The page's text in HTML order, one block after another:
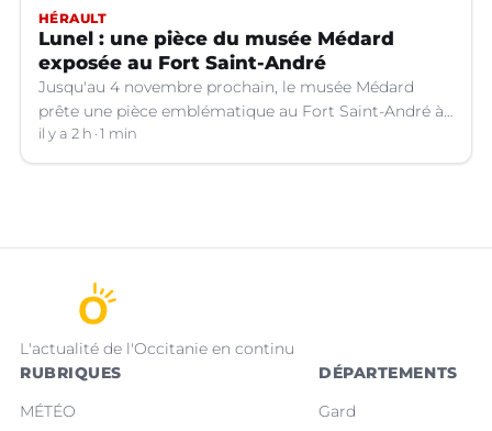
HÉRAULT
Lunel : une pièce du musée Médard
exposée au Fort Saint-André
Jusqu'au 4 novembre prochain, le musée Médard
prête une pièce emblématique au Fort Saint-André à
Villeneuve-lez-Avignon (Gard).
il y a 2 h 1 min
L'actualité de l'Occitanie en continu
RUBRIQUES
MÉTÉO
DÉPARTEMENTS
Gard